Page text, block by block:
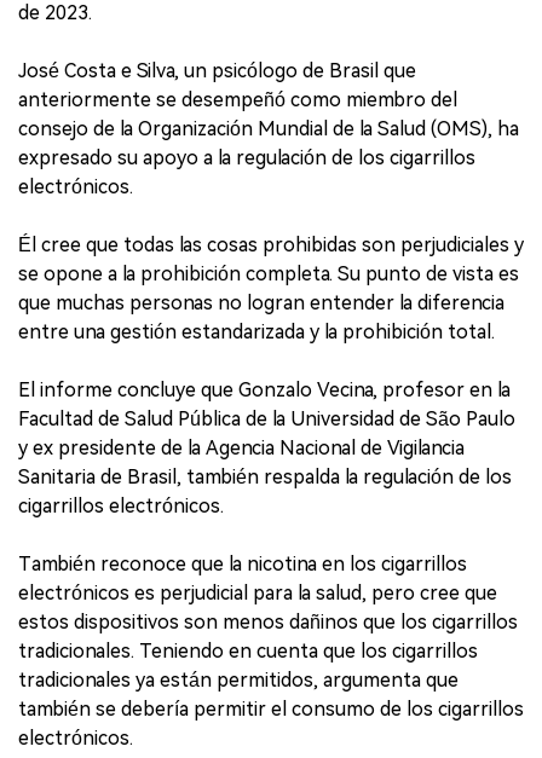
de 2023.
José Costa e Silva, un psicólogo de Brasil que
anteriormente se desempeñó como miembro del
consejo de la Organización Mundial de la Salud (OMS), ha
expresado su apoyo a la regulación de los cigarrillos
electrónicos.
Él cree que todas las cosas prohibidas son perjudiciales y
se opone a la prohibición completa. Su punto de vista es
que muchas personas no logran entender la diferencia
entre una gestión estandarizada y la prohibición total.
El informe concluye que Gonzalo Vecina, profesor en la
Facultad de Salud Pública de la Universidad de São Paulo
y ex presidente de la Agencia Nacional de Vigilancia
Sanitaria de Brasil, también respalda la regulación de los
cigarrillos electrónicos.
También reconoce que la nicotina en los cigarrillos
electrónicos es perjudicial para la salud, pero cree que
estos dispositivos son menos dañinos que los cigarrillos
tradicionales. Teniendo en cuenta que los cigarrillos
tradicionales ya están permitidos, argumenta que
también se debería permitir el consumo de los cigarrillos
electrónicos.